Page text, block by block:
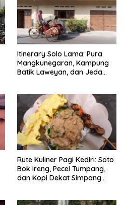
Itinerary Solo Lama: Pura
Mangkunegaran, Kampung
Batik Laweyan, dan Jeda
Rute Kuliner Pagi Kediri: Soto
Bok Ireng, Pecel Tumpang,
dan Kopi Dekat Simpang